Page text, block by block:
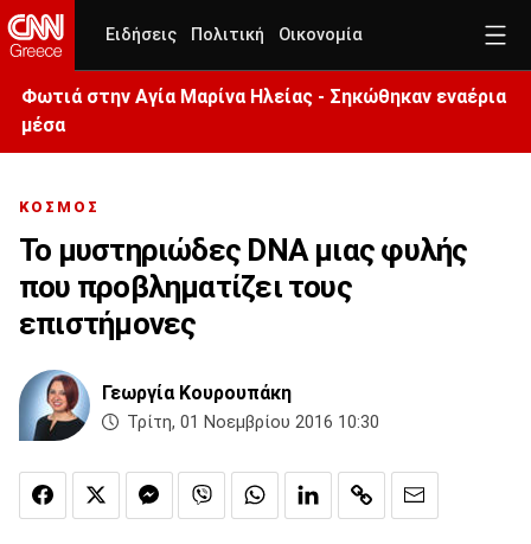
Ειδήσεις Πολιτική Οικονομία
Φωτιά στην Aγία Μαρίνα Ηλείας - Σηκώθηκαν εναέρια
μέσα
ΚΟΣΜΟΣ
Το μυστηριώδες DNA μιας φυλής
που προβληματίζει τους
επιστήμονες
Γεωργία Κουρουπάκη
Τρίτη, 01 Νοεμβρίου 2016 10:30